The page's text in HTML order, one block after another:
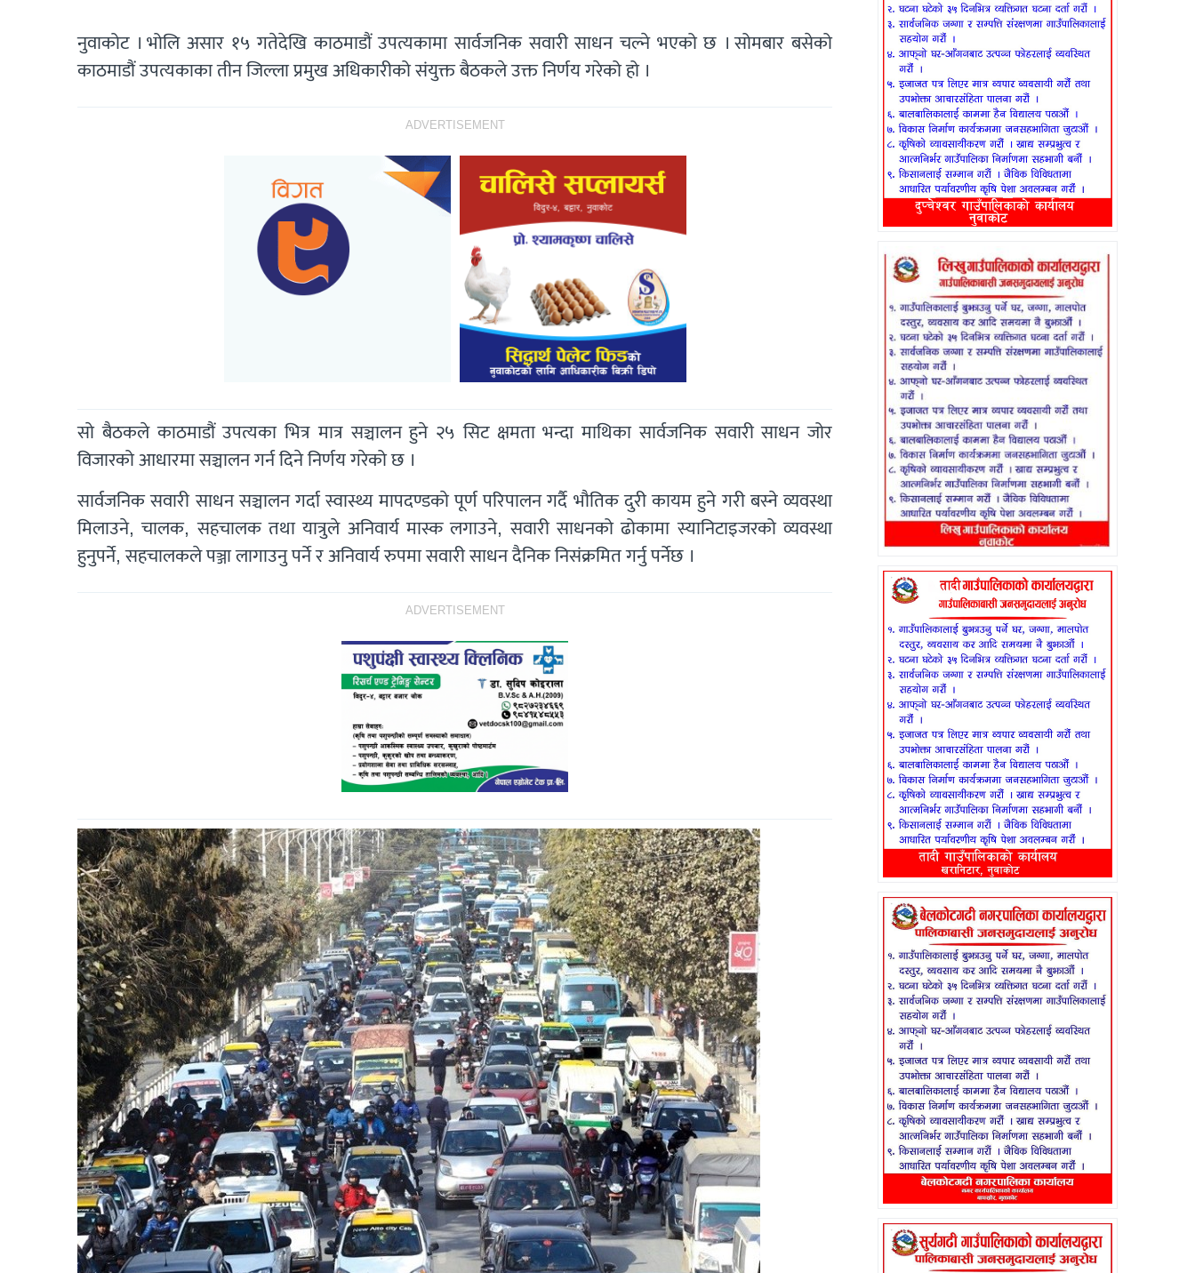
नुवाकोट । भोलि असार १५ गतेदेखि काठमाडौं उपत्यकामा सार्वजनिक सवारी साधन चल्ने भएको छ । सोमबार बसेको
काठमाडौं उपत्यकाका तीन जिल्ला प्रमुख अधिकारीको संयुक्त बैठकले उक्त निर्णय गरेको हो ।
ADVERTISEMENT
साे बैठकले काठमाडौं उपत्यका भित्र मात्र सञ्चालन हुने २५ सिट क्षमता भन्दा माथिका सार्वजनिक सवारी साधन जोर
विजारको आधारमा सञ्चालन गर्न दिने निर्णय गरेको छ ।
सार्वजनिक सवारी साधन सञ्चालन गर्दा स्वास्थ्य मापदण्डकाे पूर्ण परिपालन गर्दै भौतिक दुरी कायम हुने गरी बस्ने व्यवस्था
मिलाउने, चालक, सहचालक तथा यात्रुले अनिवार्य मास्क लगाउने, सवारी साधनको ढोकामा स्यानिटाइजरको व्यवस्था
हुनुपर्ने, सहचालकले पञ्जा लागाउनु पर्ने र अनिवार्य रुपमा सवारी साधन दैनिक निसंक्रमित गर्नु पर्नेछ ।
ADVERTISEMENT